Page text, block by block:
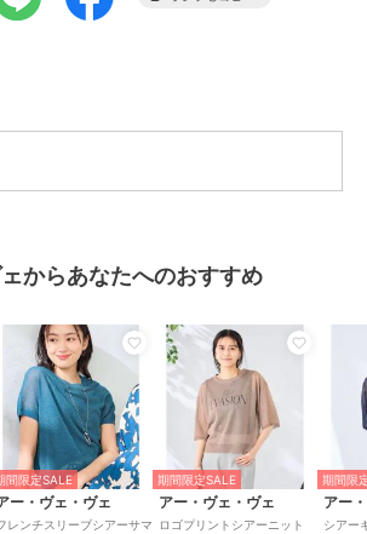
り具合やパソコンなどの閲覧環境により
見える場合がございます。
品単体の画像をご参照ください。
サイズ)はWEB・一部限定店舗での販売です。
アー・ヴェ・ヴェ
からあなたへのおすすめ
間限定SALE
ー・ヴェ・ヴェ
レンチスリーブシアーサマ
期間限定SALE
アー・ヴェ・ヴェ
ロゴプリントシアーニット
期間限
アー
シアー